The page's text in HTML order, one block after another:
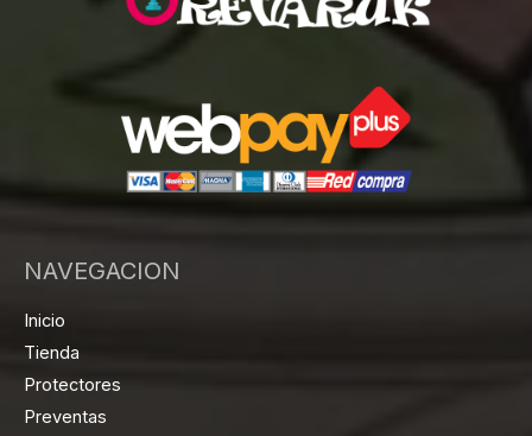
NAVEGACION
Inicio
Tienda
Protectores
Preventas